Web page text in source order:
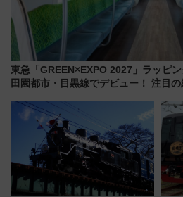
東急「GREEN×EXPO 2027」ラッピ
田園都市・目黒線でデビュー！ 注目